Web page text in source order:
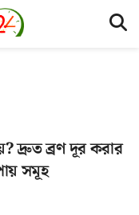
দ্রুত ব্রণ দূর করার
সমূহ